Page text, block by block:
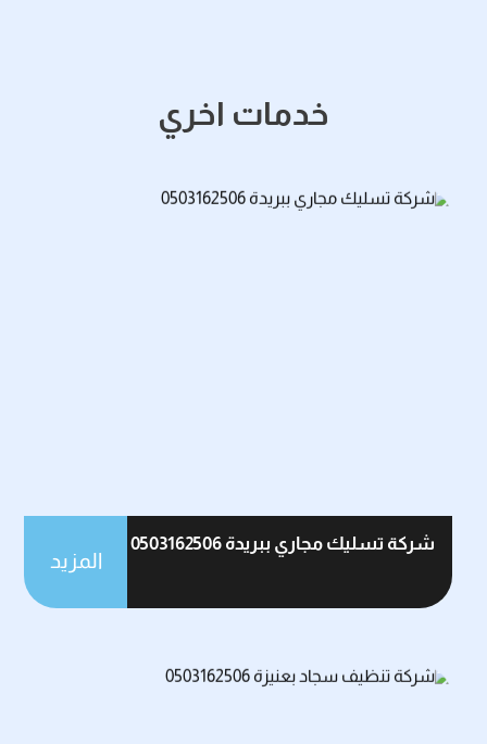
خدمات اخري
شركة تسليك مجاري ببريدة 0503162506
المزيد